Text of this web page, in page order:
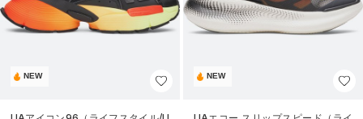
NEW NEW